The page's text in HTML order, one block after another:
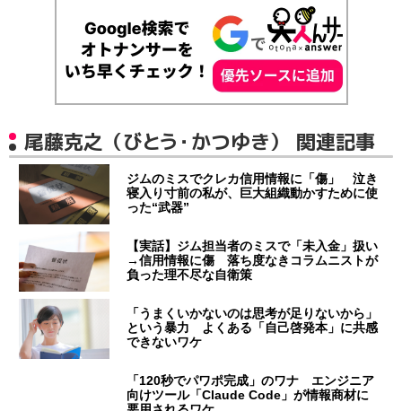
尾藤克之（びとう・かつゆき） 関連記事
ジムのミスでクレカ信用情報に「傷」 泣き
寝入り寸前の私が、巨大組織動かすために使
った“武器”
【実話】ジム担当者のミスで「未入金」扱い
→信用情報に傷 落ち度なきコラムニストが
負った理不尽な自衛策
「うまくいかないのは思考が足りないから」
という暴力 よくある「自己啓発本」に共感
できないワケ
「120秒でパワポ完成」のワナ エンジニア
向けツール「Claude Code」が情報商材に